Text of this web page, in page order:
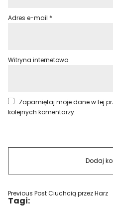
Adres e-mail *
Witryna internetowa
Zapamiętaj moje dane w tej
kolejnych komentarzy.
Previous PostCiuchcią przez Harz
Tagi: